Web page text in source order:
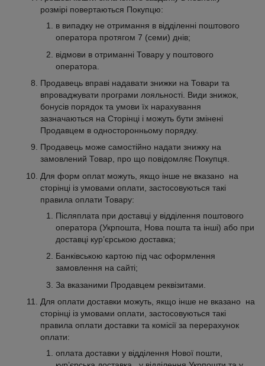
розмірі повертаються Покупцю:
в випадку не отримання в відділенні поштового
оператора протягом 7 (семи) днів;
відмови в отриманні Товару у поштового
оператора.
Продавець вправі надавати знижки на Товари та
впроваджувати програми лояльності. Види знижок,
бонусів порядок та умови їх нарахування
зазначаються на Сторінці і можуть бути змінені
Продавцем в односторонньому порядку.
Продавець може самостійно надати знижку на
замовлений Товар, про що повідомляє Покупця.
Для форм оплат можуть, якщо інше не вказано на
сторінці із умовами оплати, застосовуються такі
правила оплати Товару:
Післяплата при доставці у відділення поштового
оператора (Укрпошта, Нова пошта та інші) або при
доставці кур’єрською доставка;
Банківською картою під час оформлення
замовлення на сайті;
За вказаними Продавцем реквізитами.
Для оплати доставки можуть, якщо інше не вказано на
сторінці із умовами оплати, застосовуються такі
правила оплати доставки та комісії за перерахунок
оплати:
оплата доставки у відділення Нової пошти,